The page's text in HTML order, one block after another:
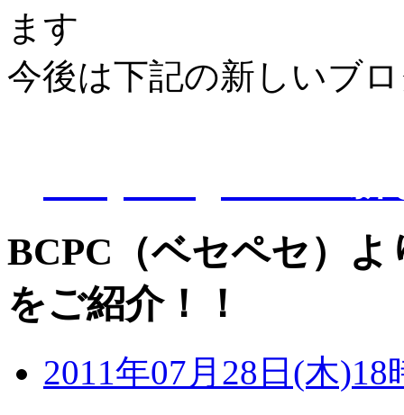
ます
今後は下記の新しいブ
BCPC（ベセペセ）
をご紹介！！
2011年07月28日(木)18